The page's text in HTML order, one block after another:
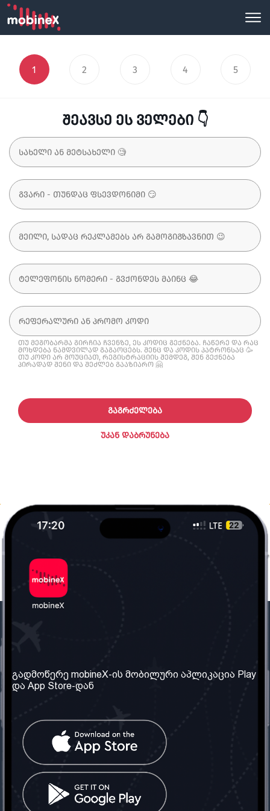
1 2 3 4 5
შეავსე ეს ველები 👇
თუ მეგობარმა გირჩია ჩვენზე, ეს კოდიც გექნება. ჩაწერე და რაც
მოხდება ნამდვილად გაგაოცებს. შენც და კოდის პატრონსაც 🥳
თუ კოდი არ მოუციათ, რეგისტრაციის შემდეგ, შენ გექნება
პირადად შენი და შეძლებ გააზიარო 🤗
ᲣᲙᲐᲜ ᲓᲐᲑᲠᲣᲜᲔᲑᲐ
ᲒᲐᲒᲠᲫᲔᲚᲔᲑᲐ
ჩვენ შესახებ
ჩვენი სერვისები
წესები და პირობები
კითხვები
კონტაქტი
საქართველო: თბილისი
ტელ: 032 2 04 00 50
სოციალური ქსელი
გადმოწერე mobineX-ის მობილური აპლიკაცია Play
და App Store-დან